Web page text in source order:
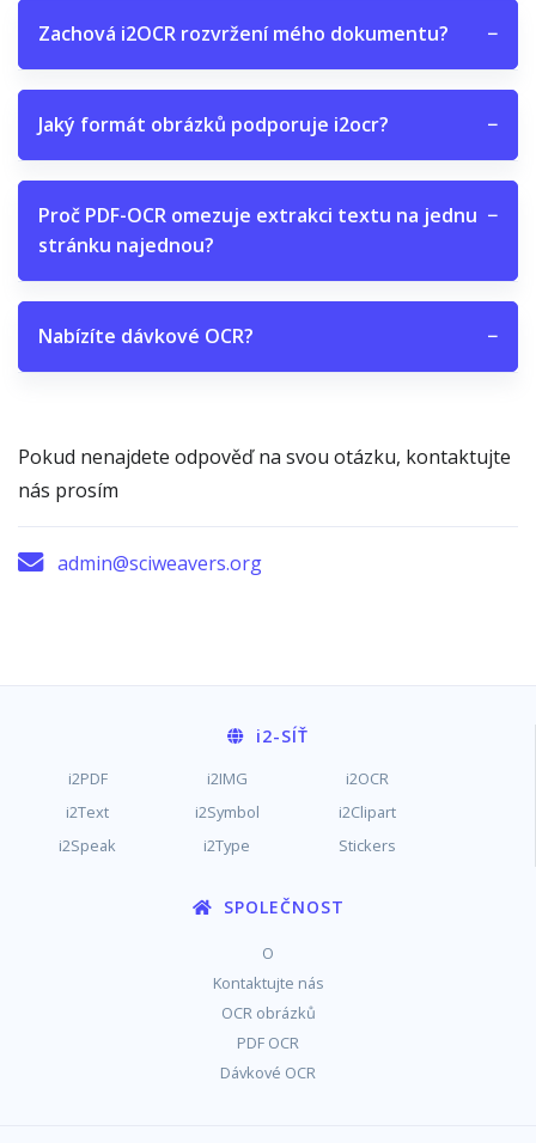
Zachová i2OCR rozvržení mého dokumentu? −
Jaký formát obrázků podporuje i2ocr? −
Proč PDF-OCR omezuje extrakci textu na jednu
stránku najednou?
−
Nabízíte dávkové OCR? −
Pokud nenajdete odpověď na svou otázku, kontaktujte
nás prosím
admin@sciweavers.org
i2-SÍŤ
i2PDF i2IMG
i2OCR
i2Text
i2Symbol
i2Clipart
i2Speak
i2Type Stickers
SPOLEČNOST
O
Kontaktujte nás
OCR obrázků
PDF OCR
Dávkové OCR